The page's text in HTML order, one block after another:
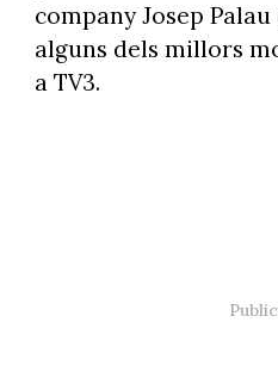
company Josep
alguns dels millors
a TV3.